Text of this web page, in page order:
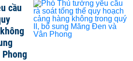
cầu